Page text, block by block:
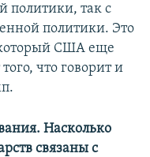
политики, так с
политики. Это
США еще
что говорит и
Насколько
связаны с